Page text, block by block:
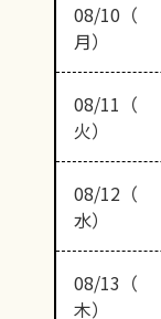
08/10（
月）
08/11（
火）
08/12（
水）
08/13（
木）